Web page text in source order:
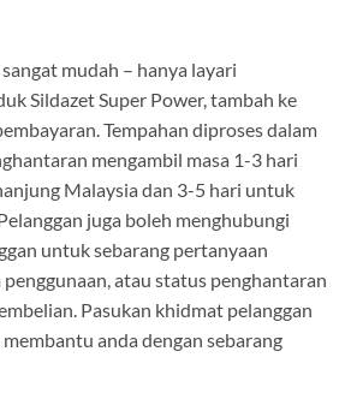
mudah – hanya layari
Sildazet Super Power, tambah ke
Tempahan diproses dalam
mengambil masa 1-3 hari
Malaysia dan 3-5 hari untuk
juga boleh menghubungi
untuk sebarang pertanyaan
atau status penghantaran
Pasukan khidmat pelanggan
anda dengan sebarang